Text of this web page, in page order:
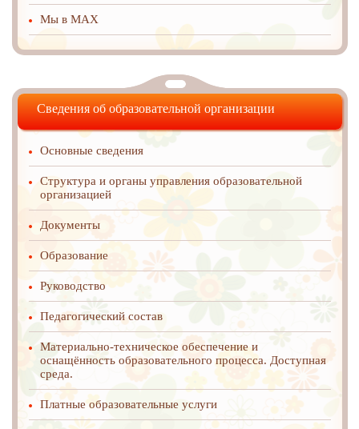
Мы в MAX
Сведения об образовательной организации
Основные сведения
Структура и органы управления образовательной
организацией
Документы
Образование
Руководство
Педагогический состав
Материально-техническое обеспечение и
оснащённость образовательного процесса. Доступная
среда.
Платные образовательные услуги